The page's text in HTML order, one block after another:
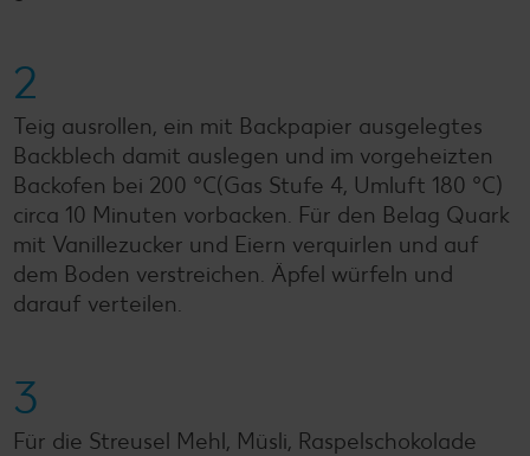
2
Teig ausrollen, ein mit Backpapier ausgelegtes
Backblech damit auslegen und im vorgeheizten
Backofen bei 200 °C(Gas Stufe 4, Umluft 180 °C)
circa 10 Minuten vorbacken. Für den Belag Quark
mit Vanillezucker und Eiern verquirlen und auf
dem Boden verstreichen. Äpfel würfeln und
darauf verteilen.
3
Für die Streusel Mehl, Müsli, Raspelschokolade